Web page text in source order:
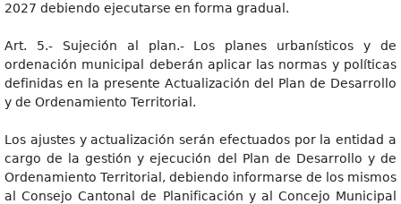
2027 debiendo ejecutarse en forma gradual.
Art. 5.- Sujeción al plan.- Los planes urbanísticos y de
ordenación municipal deberán aplicar las normas y políticas
definidas en la presente Actualización del Plan de Desarrollo
y de Ordenamiento Territorial.
Los ajustes y actualización serán efectuados por la entidad a
cargo de la gestión y ejecución del Plan de Desarrollo y de
Ordenamiento Territorial, debiendo informarse de los mismos
al Consejo Cantonal de Planificación y al Concejo Municipal